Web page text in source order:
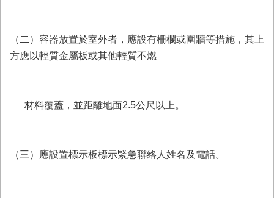
（二）容器放置於室外者，應設有柵欄或圍牆等措施，其上
方應以輕質金屬板或其他輕質不燃
材料覆蓋，並距離地面2.5公尺以上。
（三）應設置標示板標示緊急聯絡人姓名及電話。